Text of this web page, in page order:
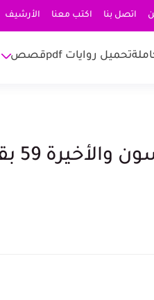
اتصل بنا اكتب معنا الأرشيف
تحميل روايات pdf قصص
رواية مكتوبة على